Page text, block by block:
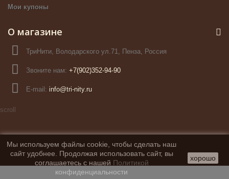
Мои купоны
О магазине
ТриНити, Володарского ул.71, Пенза, Россия
Звоните нам: +7(902)352-94-90
E-mail: info@tri-nity.ru
scroll
Мы используем файлы cookie, чтобы сделать наш
сайт удобнее. Продолжая использовать сайт, вы
соглашаетесь с нашей Политикой
конфиденциальности
хорошо